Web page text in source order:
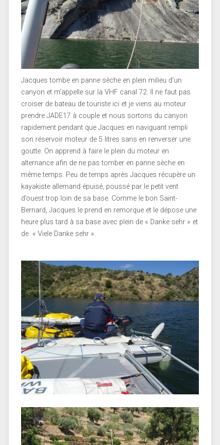
Jacques tombe en panne sèche en plein milieu d’un
canyon et m’appelle sur la VHF canal 72. Il ne faut pas
croiser de bateau de touriste ici et je viens au moteur
prendre JADE17 à couple et nous sortons du canyon
rapidement pendant que Jacques en naviguant rempli
son réservoir moteur de 5 litres sans en renverser une
goutte. On apprend à faire le plein du moteur en
alternance afin de ne pas tomber en panne sèche en
même temps. Peu de temps après Jacques récupère un
kayakiste allemand épuisé, poussé par le petit vent
d’ouest trop loin de sa base. Comme le bon Saint-
Bernard, Jacques le prend en remorque et le dépose une
heure plus tard à sa base avec plein de « Danke sehr » et
de « Viele Danke sehr ».